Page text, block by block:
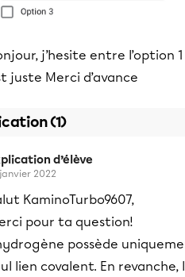
j’hesite entre l’option
juste Merci d’avance
(1)
d’élève
2022
KaminoTurbo9607,
pour ta question!
possède
lien covalent. En